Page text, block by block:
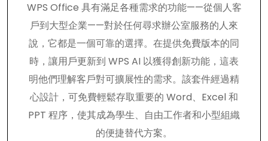
WPS Office 具有滿足各種需求的功能——從個人客
戶到大型企業——對於任何尋求辦公室服務的人來
說，它都是一個可靠的選擇。在提供免費版本的同
時，讓用戶更新到 WPS AI 以獲得創新功能，這表
明他們理解客戶對可擴展性的需求。該套件經過精
心設計，可免費輕鬆存取重要的 Word、Excel 和
PPT 程序，使其成為學生、自由工作者和小型組織
的便捷替代方案。